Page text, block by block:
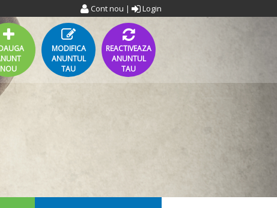
Cont nou | Login
NOU
MODIFICA
ANUNTUL
TAU
REACTIVEAZA
ANUNTUL
TAU